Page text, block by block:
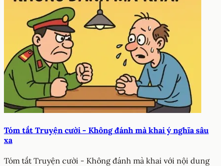
Tóm tắt Truyện cười - Không đánh mà khai ý nghĩa sâu
xa
Tóm tắt Truyện cười - Không đánh mà khai với nội dung